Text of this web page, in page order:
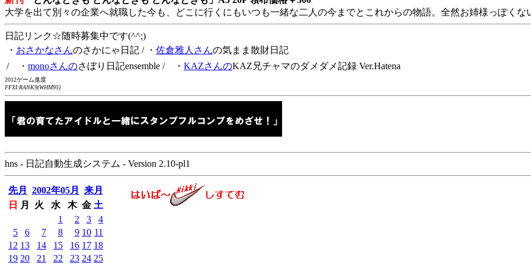
大学を出て別々の企業へ就職した今も、どこに行くにもいつも一緒な二人の今までとこれからの物語。全然お姉様っぽくな
日記リンク☆随時募集中です(^^;)
・ おさかなさんのさかにゃ日記 / ・ 佐倉雅人さんの気まま散財日記
/ ・ monoさんのさぼり日記ensemble / ・ KAZさんのKAZ兄チャマのダメダメ記録 Ver.Hatena
2012ゲーム進度
FFXI:RANK9(WHM95)
hns - 日記自動生成システム - Version 2.10-pl1
先月 2002年05月
来月
日
月 火 水 木 金 土
1
2 3
4
5
6 7 8 9 10 11
12 13 14 15 16 17 18
19 20 21 22 23 24 25